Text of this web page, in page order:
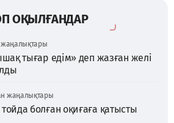
ОҚЫЛҒАНДАР
жаңалықтары
тығар едім» деп жазған желі
жаңалықтары
болған оқиғаға қатысты